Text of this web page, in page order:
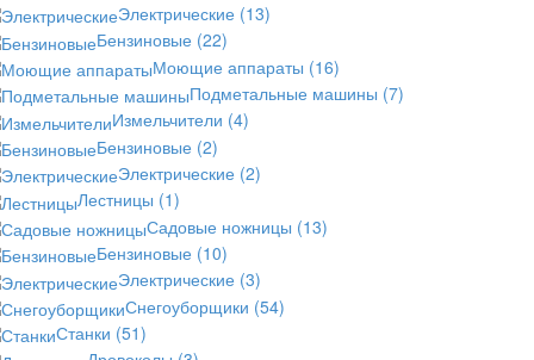
Электрические (13)
Бензиновые (22)
Моющие аппараты (16)
Подметальные машины (7)
Измельчители (4)
Бензиновые (2)
Электрические (2)
Лестницы (1)
Садовые ножницы (13)
Бензиновые (10)
Электрические (3)
Снегоуборщики (54)
Станки (51)